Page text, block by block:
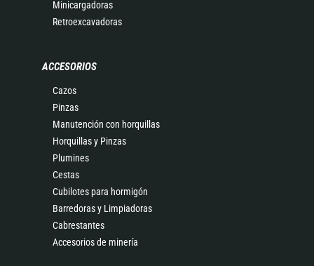
Minicargadoras
Retroexcavadoras
ACCESORIOS
Cazos
Pinzas
Manutención con horquillas
Horquillas y Pinzas
Plumines
Cestas
Cubilotes para hormigón
Barredoras y Limpiadoras
Cabrestantes
Accesorios de minería